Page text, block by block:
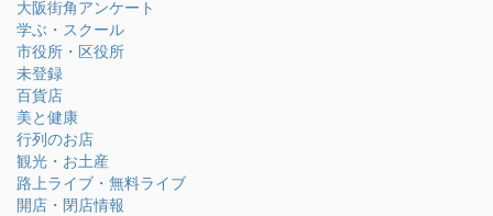
大阪街角アンケート
学ぶ・スクール
市役所・区役所
未登録
百貨店
美と健康
行列のお店
観光・お土産
路上ライブ・無料ライブ
開店・閉店情報